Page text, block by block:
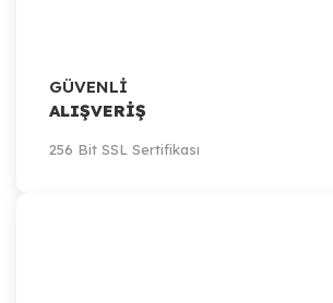
GÜVENLİ
ALIŞVERİŞ
256 Bit SSL Sertifikası